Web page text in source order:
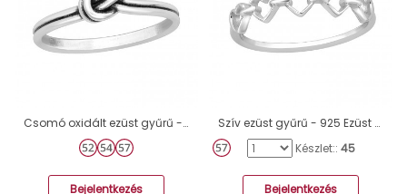
Csomó oxidált ezüst gyűrű - 925 Ezüst Kő Nélküli Gyűrűk A4S45227
Bejelentkezés
Szív ezüst gyűrű - 925 Ezüst Kő Nélküli Gyűrűk A4S45951
Készlet:: 45
Bejelentkezés